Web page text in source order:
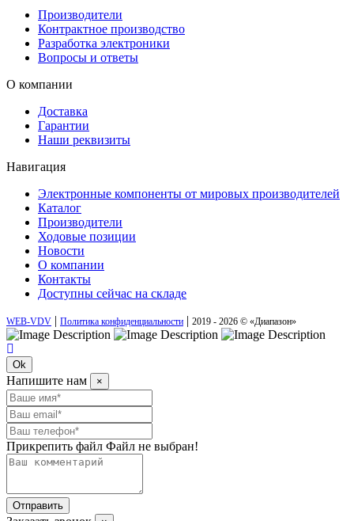
Производители
Контрактное производство
Разработка электроники
Вопросы и ответы
О компании
Доставка
Гарантии
Наши реквизиты
Навигация
Электронные компоненты от мировых производителей
Каталог
Производители
Ходовые позиции
Новости
О компании
Контакты
Доступны сейчас на складе
WEB-VDV | Политика конфиденциальности | 2019 - 2026 © «Диапазон»
Ok
Напишите нам ×
Прикрепить файл Файл не выбран!
Отправить